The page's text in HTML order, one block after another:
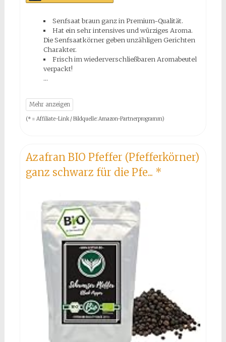
Senfsaat braun ganz in Premium-Qualität.
Hat ein sehr intensives und würziges Aroma.
Die Senfsaatkörner geben unzähligen Gerichten
Charakter.
Frisch im wiederverschließbaren Aromabeutel
verpackt!
(* = Affiliate-Link / Bildquelle: Amazon-Partnerprogramm)
Azafran BIO Pfeffer (Pfefferkörner)
ganz schwarz für die Pfe... *